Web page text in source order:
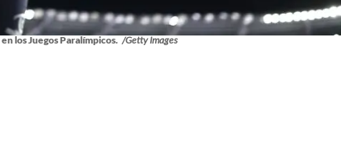
los Juegos Paralímpicos. /Getty Images